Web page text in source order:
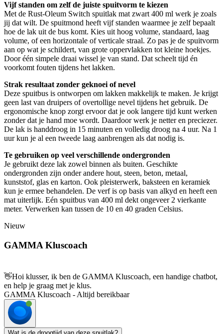
Vijf standen om zelf de juiste spuitvorm te kiezen
Met de Rust-Oleum Switch spuitlak mat zwart 400 ml werk je zoals
jij dat wilt. De spuitmond heeft vijf standen waarmee je zelf bepaalt
hoe de lak uit de bus komt. Kies uit hoog volume, standaard, laag
volume, of een horizontale of verticale straal. Zo pas je de spuitvorm
aan op wat je schildert, van grote oppervlakken tot kleine hoekjes.
Door één simpele draai wissel je van stand. Dat scheelt tijd én
voorkomt fouten tijdens het lakken.
Strak resultaat zonder geknoei of nevel
Deze spuitbus is ontworpen om lakken makkelijk te maken. Je krijgt
geen last van druipers of overtollige nevel tijdens het gebruik. De
ergonomische knop zorgt ervoor dat je ook langere tijd kunt werken
zonder dat je hand moe wordt. Daardoor werk je netter en preciezer.
De lak is handdroog in 15 minuten en volledig droog na 4 uur. Na 1
uur kun je al een tweede laag aanbrengen als dat nodig is.
Te gebruiken op veel verschillende ondergronden
Je gebruikt deze lak zowel binnen als buiten. Geschikte
ondergronden zijn onder andere hout, steen, beton, metaal,
kunststof, glas en karton. Ook pleisterwerk, baksteen en keramiek
kun je ermee behandelen. De verf is op basis van alkyd en heeft een
mat uiterlijk. Eén spuitbus van 400 ml dekt ongeveer 2 vierkante
meter. Verwerken kan tussen de 10 en 40 graden Celsius.
Nieuw
GAMMA Kluscoach
👋Hoi klusser, ik ben de GAMMA Kluscoach, een handige chatbot,
en help je graag met je klus.
GAMMA Kluscoach - Altijd bereikbaar